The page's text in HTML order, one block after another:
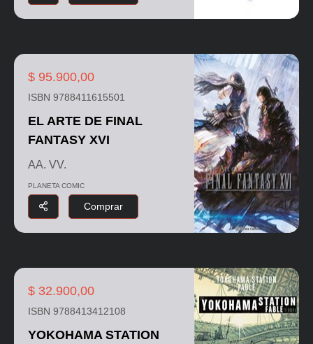
$ 95.900,00
ISBN 9788411615501
EL ARTE DE FINAL
FANTASY XVI
AA. VV.
PLANETA COMIC
Comprar
$ 32.900,00
ISBN 9788413412108
YOKOHAMA STATION